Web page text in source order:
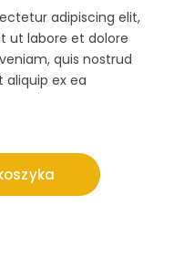
is:
£3,000.00.
adipiscing elit,
ut labore et dolore
quis nostrud
aliquip ex ea